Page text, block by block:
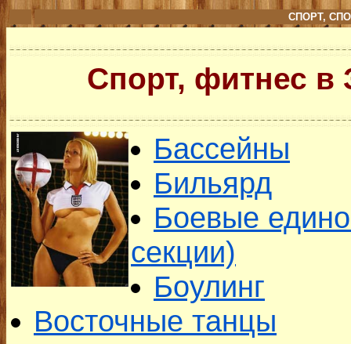
СПОРТ,
Спорт, фитнес в
Бассейны
Бильярд
Боевые
секции)
Боулинг
Восточные танцы